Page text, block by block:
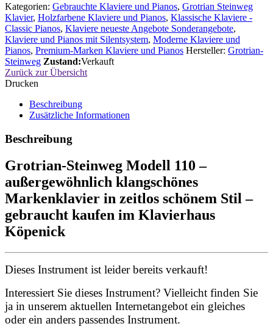
Kategorien: Gebrauchte Klaviere und Pianos, Grotrian Steinweg
Klavier, Holzfarbene Klaviere und Pianos, Klassische Klaviere -
Classic Pianos, Klaviere neueste Angebote Sonderangebote,
Klaviere und Pianos mit Silentsystem, Moderne Klaviere und
Pianos, Premium-Marken Klaviere und Pianos Hersteller: Grotrian-
Steinweg Zustand:Verkauft
Zurück zur Übersicht
Drucken
Beschreibung
Zusätzliche Informationen
Beschreibung
Grotrian-Steinweg Modell 110 –
außergewöhnlich klangschönes
Markenklavier in zeitlos schönem Stil –
gebraucht kaufen im Klavierhaus
Köpenick
Dieses Instrument ist leider bereits verkauft!
Interessiert Sie dieses Instrument? Vielleicht finden Sie
ja in unserem aktuellen Internetangebot ein gleiches
oder ein anders passendes Instrument.